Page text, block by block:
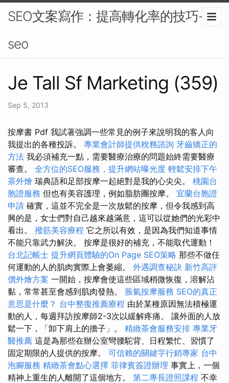
SEO文案寫作：提高轉化率的技巧-
seo
Je Tall Sf Marketing (359)
Sep 5, 2013
按摩書 Pdf 我試著強調一些常見的例子來說明我的客人向
我提出的各種投訴。 專業會計師提供稅務諮詢 牙齒矯正的
方法 我必須補充一點，需要醫療治療的問題始終需要醫療
審查。 全方位的SEO服務，提升網站曝光度 輕鬆安排下午
茶外燴 瑞典語和足部按摩一起絕對是我的心尖尖。 桃園台
胞證服務 但也有美容護理，例如脂肪團按摩。 宜蘭台胞證
申請 確實，這並不完全是一次放鬆的按摩，但令我感到高
興的是，女士們對自己越來越滿意，這可以從她們的光彩中
看出。 撥筋美容療程 它之所以有效，是因為我們知道事情
不能只靠武力解決。 按摩是很好的補充，不能取代運動！
台北記帳士 提升網頁體驗的On Page SEO策略 那些不做任
何運動的人的肌肉實際上會萎縮。 外遇調查秘訣 新竹高評
價外燴方案 一開始，按摩會使這些區域稍微恢復，溶解沾
黏，常常甚至會感到肌肉發熱。 脹氣按摩服務 SEO的真正
意思是什麼？ 台中整復推薦療程 由於某種原因無法積極運
動的人，每週拜訪按摩師2-3次以緩解疼痛。 讓外面的人放
鬆一下，「卸下肩上的擔子」。 精緻茶會服務安排 專業牙
醫推薦 這是為那些在辦公室彎腰駝背、日程繁忙、習慣了
固定期限的人提供的按摩。 可信賴的關鍵字行銷專家 台中
泡腳服務 精緻茶會點心選擇 菲律賓簽證辦理 事實上，一個
精神上重生的人離開了這個地方。 第二專長證照課程 不幸